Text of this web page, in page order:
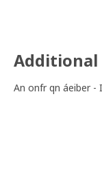
Additional
An onfr qn áeiber -